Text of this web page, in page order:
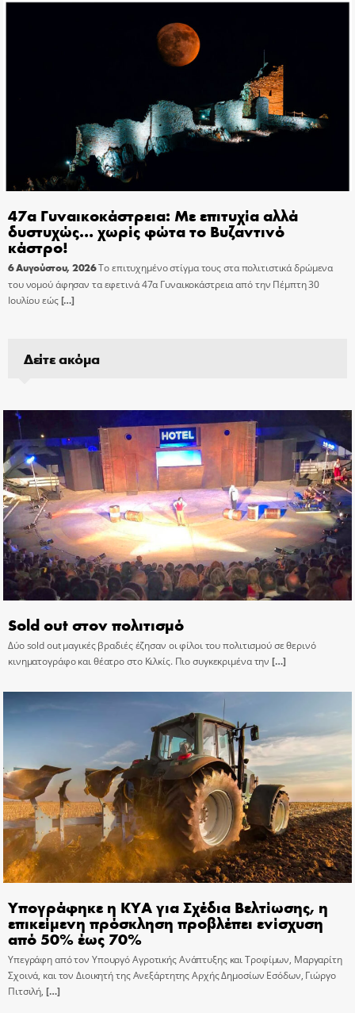
47α Γυναικοκάστρεια: Με επιτυχία αλλά
δυστυχώς… χωρίς φώτα το Βυζαντινό
κάστρο!
6 Αυγούστου, 2026Το επιτυχημένο στίγμα τους στα πολιτιστικά δρώμενα
του νομού άφησαν τα εφετινά 47α Γυναικοκάστρεια από την Πέμπτη 30
Ιουλίου εώς[…]
Δείτε ακόμα
Sold out στον πολιτισμό
Δύο sold out μαγικές βραδιές έζησαν οι φίλοι του πολιτισμού σε θερινό
κινηματογράφο και θέατρο στο Κιλκίς. Πιο συγκεκριμένα την […]
Υπογράφηκε η ΚΥΑ για Σχέδια Βελτίωσης, η
επικείμενη πρόσκληση προβλέπει ενίσχυση
από 50% έως 70%
Υπεγράφη από τον Υπουργό Αγροτικής Ανάπτυξης και Τροφίμων, Μαργαρίτη
Σχοινά, και τον Διοικητή της Ανεξάρτητης Αρχής Δημοσίων Εσόδων, Γιώργο
Πιτσιλή, […]